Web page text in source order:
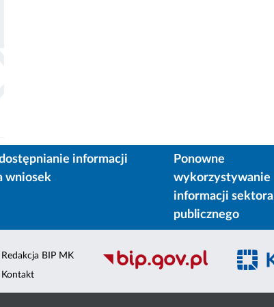
informacji
wniosek
Ponowne
wykorzystywanie
informacji sektora
publicznego
Redakcja BIP MK
Kontakt